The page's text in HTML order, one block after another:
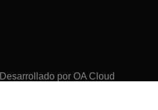
Desarrollado por OA Cloud